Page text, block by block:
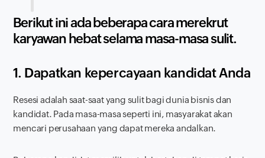
Berikut ini ada beberapa cara merekrut
karyawan hebat selama masa-masa sulit.
1. Dapatkan kepercayaan kandidat Anda
Resesi adalah saat-saat yang sulit bagi dunia bisnis dan
kandidat. Pada masa-masa seperti ini, masyarakat akan
mencari perusahaan yang dapat mereka andalkan.